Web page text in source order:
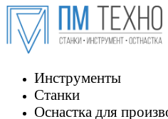
Инструменты
Станки
Оснастка для